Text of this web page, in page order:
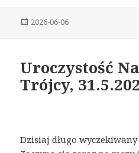
Posted
2026-06-06
Uroczystość
Trójcy,
Dzisiaj długo